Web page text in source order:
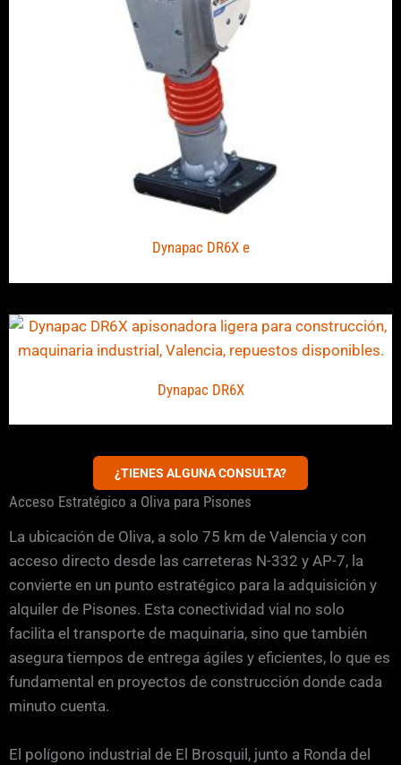
Dynapac DR6X e
Dynapac DR6X
¿TIENES ALGUNA CONSULTA?
Acceso Estratégico a Oliva para Pisones
La ubicación de Oliva, a solo 75 km de Valencia y con
acceso directo desde las carreteras N-332 y AP-7, la
convierte en un punto estratégico para la adquisición y
alquiler de Pisones. Esta conectividad vial no solo
facilita el transporte de maquinaria, sino que también
asegura tiempos de entrega ágiles y eficientes, lo que es
fundamental en proyectos de construcción donde cada
minuto cuenta.
El polígono industrial de El Brosquil, junto a Ronda del